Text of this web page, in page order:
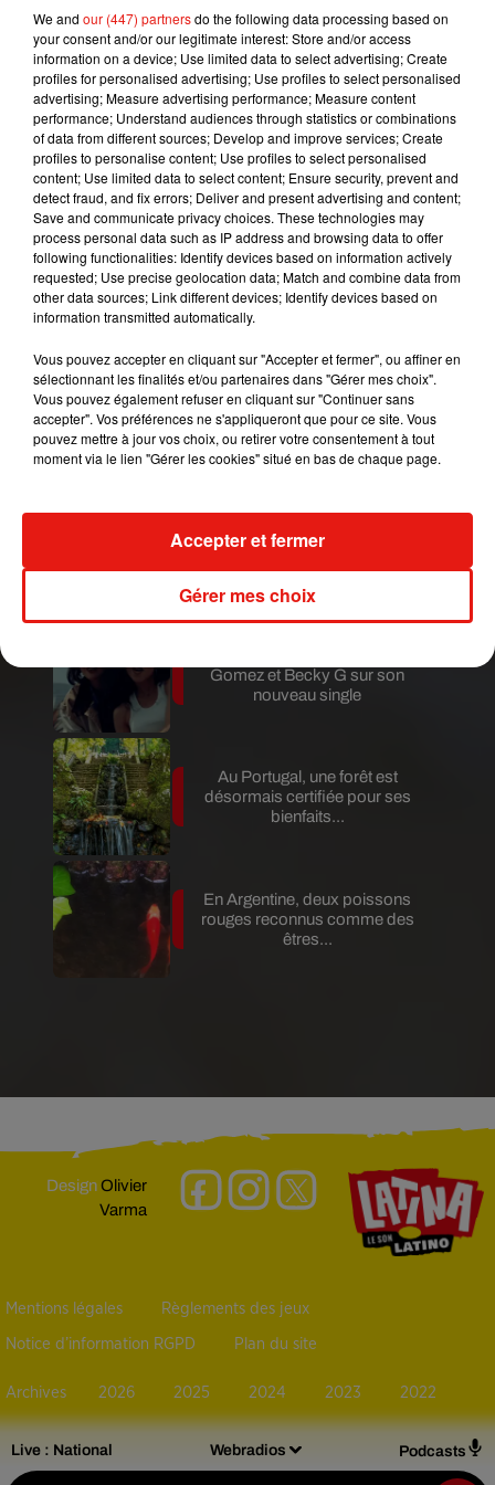
Live : National Webradios Podcasts
Publié : 29 mars 2019 à 14h45 par Aurélie Amcn
est de rechercher comment le corps change
d’apesanteur. Le repos au lit stimule cet état », lit-
on également dans le communiqué officiel. Les
résultats pourront contribuer à réduire les effets
négatifs de l’apesanteur sur les astronautes.Pour
postuler, rendez-vous ici.
Mundo Latino
Le fourmilier géant fait son retour
en Argentine, et en pleine...
Karol G dévoile la tracklist de
son nouvel album… avec des
invités...
Au Guatemala, le volcan de
Gomez et Becky G sur son
nouveau single
Au Portugal, une forêt est
désormais certifiée pour ses
bienfaits...
En Argentine, deux poissons
rouges reconnus comme des
êtres...
DesignOlivier
Varma
Mentions légales Règlements des jeux
Notice d’information RGPD Plan du site
Archives 2026 2025 2024 2023 2022
We and our (447) partnersdo the following data processing based on
your consent and/or our legitimate interest: Store and/or access
information on a device; Use limited data to select advertising; Create
profiles for personalised advertising; Use profiles to select personalised
advertising; Measure advertising performance; Measure content
performance; Understand audiences through statistics or combinations
of data from different sources; Develop and improve services; Create
profiles to personalise content; Use profiles to select personalised
content; Use limited data to select content; Ensure security, prevent and
detect fraud, and fix errors; Deliver and present advertising and content;
Save and communicate privacy choices. These technologies may
process personal data such as IP address and browsing data to offer
following functionalities: Identify devices based on information actively
requested; Use precise geolocation data; Match and combine data from
other data sources; Link different devices; Identify devices based on
information transmitted automatically.
Vous pouvez accepter en cliquant sur "Accepter et fermer", ou affiner en
sélectionnant les finalités et/ou partenaires dans "Gérer mes choix".
Vous pouvez également refuser en cliquant sur "Continuer sans
accepter". Vos préférences ne s'appliqueront que pour ce site. Vous
pouvez mettre à jour vos choix, ou retirer votre consentement à tout
moment via le lien "Gérer les cookies" situé en bas de chaque page.
Gérer mes choix
Accepter et fermer